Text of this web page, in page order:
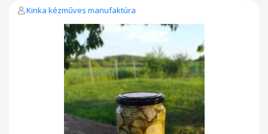
Kinka kézműves manufaktúra